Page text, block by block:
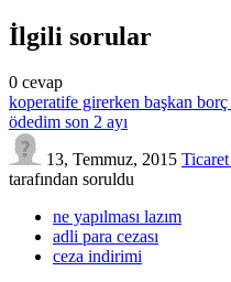
İlgili sorular
0 cevap
koperatife girerken başkan
ödedim son 2 ayı
13, Temmuz, 2015
tarafından soruldu
ne yapılması lazım
adli para cezası
ceza indirimi